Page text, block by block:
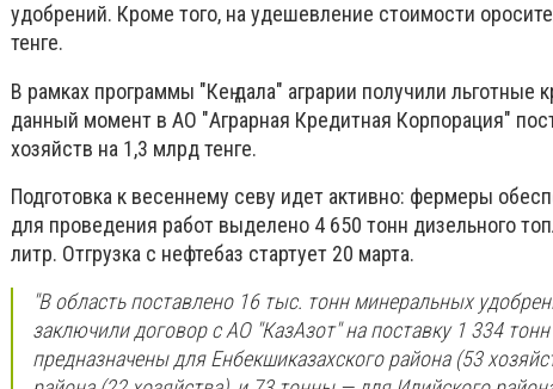
удобрений. Кроме того, на удешевление стоимости
тенге.
В рамках программы "Кең дала" аграрии получили льготные
данный момент в АО "Аграрная Кредитная Корпорация"
хозяйств на 1,3 млрд тенге.
Подготовка к весеннему севу идет активно: фермеры
для проведения работ выделено 4 650 тонн дизельного
литр. Отгрузка с нефтебаз стартует 20 марта.
"В область поставлено 16 тыс. тонн минеральных
заключили договор с АО "КазАзот" на поставку 1 334
предназначены для Енбекшиказахского района (53